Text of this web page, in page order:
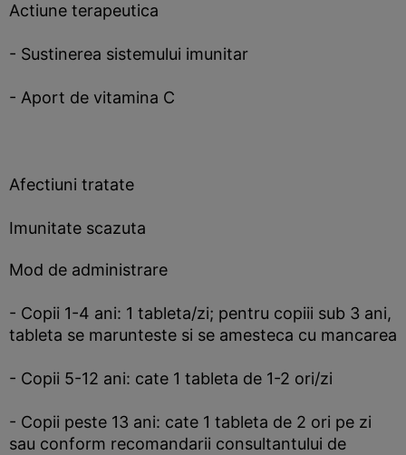
Actiune terapeutica
- Sustinerea sistemului imunitar
- Aport de vitamina C
Afectiuni tratate
Imunitate scazuta
Mod de administrare
- Copii 1-4 ani: 1 tableta/zi; pentru copiii sub 3 ani,
tableta se marunteste si se amesteca cu mancarea
- Copii 5-12 ani: cate 1 tableta de 1-2 ori/zi
- Copii peste 13 ani: cate 1 tableta de 2 ori pe zi
sau conform recomandarii consultantului de